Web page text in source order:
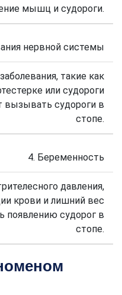
мышц и судороги.
нервной системы
такие как
или судороги
вызывать судороги в
стопе.
4. Беременность
давления,
крови и лишний вес
появлению судорог в
стопе.